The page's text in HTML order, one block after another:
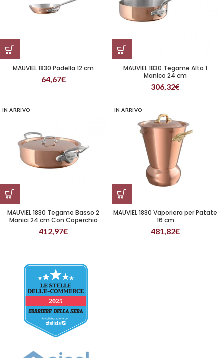
MAUVIEL 1830 Padella 12 cm
64,67€
MAUVIEL 1830 Tegame Alto 1
Manico 24 cm
306,32€
IN ARRIVO
MAUVIEL 1830 Tegame Basso 2
Manici 24 cm Con Coperchio
412,97€
IN ARRIVO
MAUVIEL 1830 Vaporiera per Patate
16 cm
481,82€